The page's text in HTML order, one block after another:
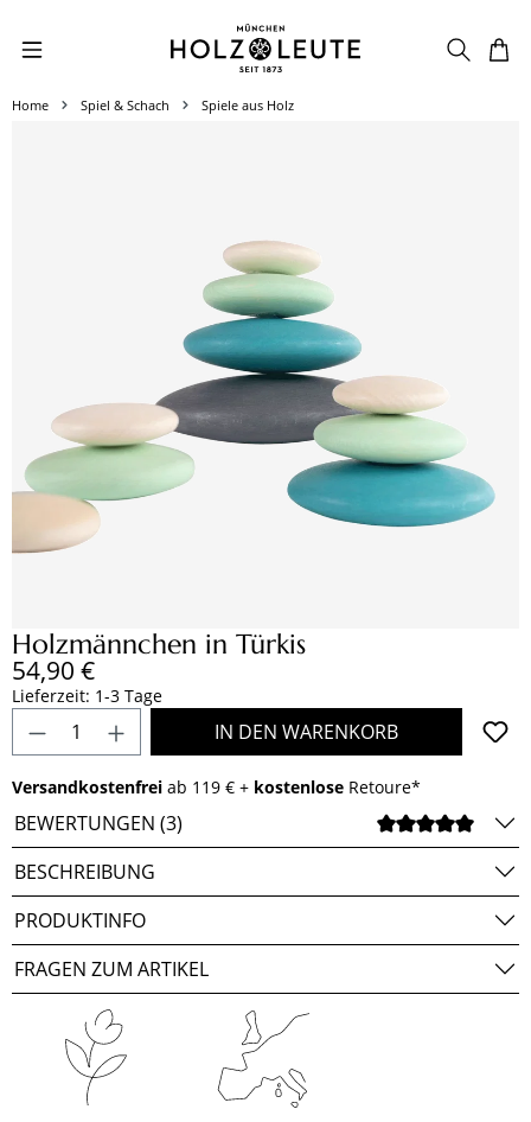
Zum Hauptinhalt springen
Home Spiel & Schach Spiele aus Holz
Holzmännchen in Türkis
Regulärer Preis:
54,90 €
Lieferzeit: 1-3 Tage
Produkt Anzahl: Gib den gewünschten
IN DEN WARENKORB
Versandkostenfrei ab 119 € + kostenlose Retoure*
BEWERTUNGEN (3)
BESCHREIBUNG
PRODUKTINFO
FRAGEN ZUM ARTIKEL